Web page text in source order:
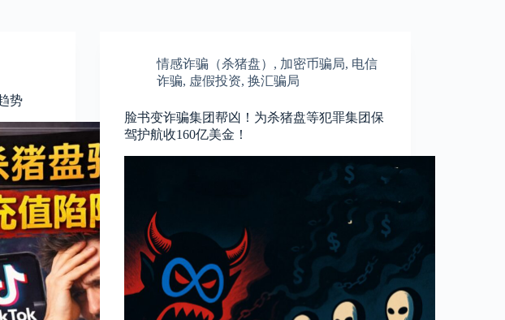
势
情感诈骗（杀猪盘） , 加密币骗局, 电信
诈骗, 虚假投资,换汇骗局
脸书变诈骗集团帮凶！为杀猪盘等犯罪集团保
驾护航收160亿美金！